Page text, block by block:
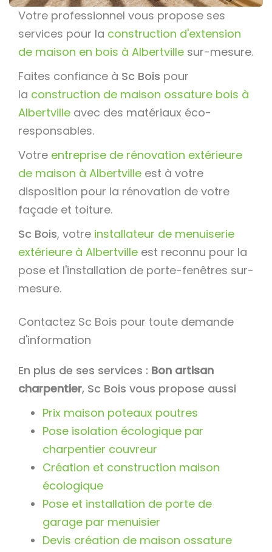
Votre professionnel vous propose ses
services pour la construction d'extension
de maison en bois à Albertville sur-mesure.
Faites confiance à Sc Bois pour
la construction de maison ossature bois à
Albertville avec des matériaux éco-
responsables.
Votre entreprise de rénovation extérieure
de maison à Albertville est à votre
disposition pour la rénovation de votre
façade et toiture.
Sc Bois, votre installateur de menuiserie
extérieure à Albertville est reconnu pour la
pose et l'installation de porte-fenêtres sur-
mesure.
Contactez Sc Bois pour toute demande
d'information
En plus de ses services : Bon artisan
charpentier, Sc Bois vous propose aussi
Prix maison poteaux poutres
Pose isolation écologique par
charpentier couvreur
Création et construction maison
écologique
Pose et installation de porte de
garage par menuisier
Devis création de maison ossature